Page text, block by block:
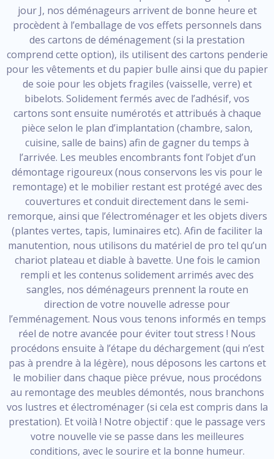
jour J, nos déménageurs arrivent de bonne heure et
procèdent à l’emballage de vos effets personnels dans
des cartons de déménagement (si la prestation
comprend cette option), ils utilisent des cartons penderie
pour les vêtements et du papier bulle ainsi que du papier
de soie pour les objets fragiles (vaisselle, verre) et
bibelots. Solidement fermés avec de l’adhésif, vos
cartons sont ensuite numérotés et attribués à chaque
pièce selon le plan d’implantation (chambre, salon,
cuisine, salle de bains) afin de gagner du temps à
l’arrivée. Les meubles encombrants font l’objet d’un
démontage rigoureux (nous conservons les vis pour le
remontage) et le mobilier restant est protégé avec des
couvertures et conduit directement dans le semi-
remorque, ainsi que l’électroménager et les objets divers
(plantes vertes, tapis, luminaires etc). Afin de faciliter la
manutention, nous utilisons du matériel de pro tel qu’un
chariot plateau et diable à bavette. Une fois le camion
rempli et les contenus solidement arrimés avec des
sangles, nos déménageurs prennent la route en
direction de votre nouvelle adresse pour
l’emménagement. Nous vous tenons informés en temps
réel de notre avancée pour éviter tout stress ! Nous
procédons ensuite à l’étape du déchargement (qui n’est
pas à prendre à la légère), nous déposons les cartons et
le mobilier dans chaque pièce prévue, nous procédons
au remontage des meubles démontés, nous branchons
vos lustres et électroménager (si cela est compris dans la
prestation). Et voilà ! Notre objectif : que le passage vers
votre nouvelle vie se passe dans les meilleures
conditions, avec le sourire et la bonne humeur.